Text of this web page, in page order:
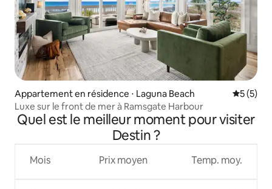
Appartement en résidence ⋅ Laguna Beach
5 (5)
Luxe sur le front de mer à Ramsgate Harbour
Quel est le meilleur moment pour visiter
Destin ?
Mois Prix moyen Temp. moy.